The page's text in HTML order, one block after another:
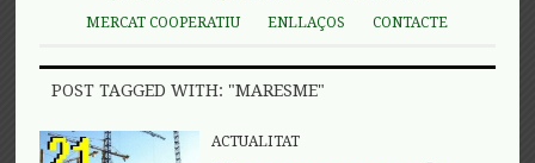
MERCAT COOPERATIU
ENLLAÇOS CONTACTE
POST TAGGED WITH: "MARESME"
ACTUALITAT